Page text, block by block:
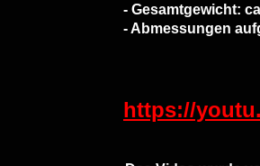
- Gesamtgewicht:
- Abmessungen
https://